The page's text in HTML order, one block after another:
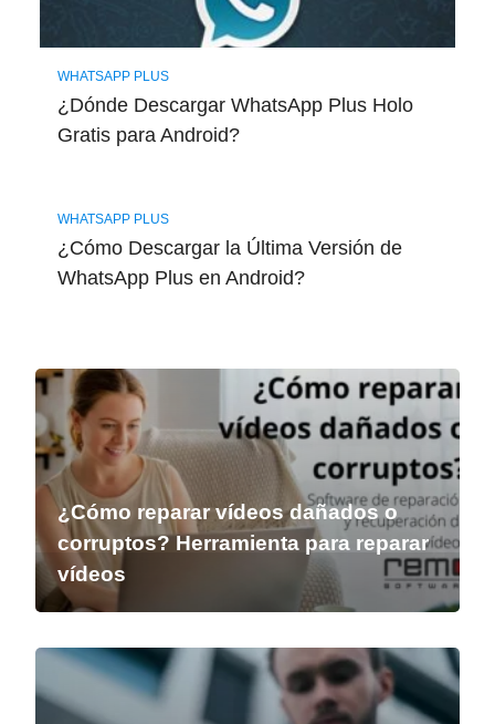
WHATSAPP PLUS
¿Dónde Descargar WhatsApp Plus Holo
Gratis para Android?
WHATSAPP PLUS
¿Cómo Descargar la Última Versión de
WhatsApp Plus en Android?
¿Cómo reparar vídeos dañados o
corruptos? Herramienta para reparar
vídeos